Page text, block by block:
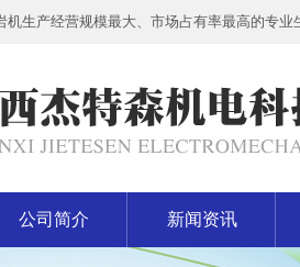
机生产经营规模最大、市场占有率最高的专
公司简介 新闻资讯